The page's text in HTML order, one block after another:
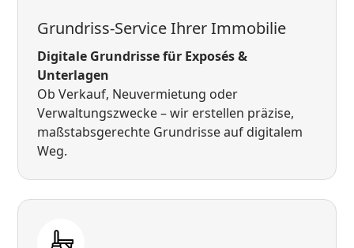
Grundriss-Service Ihrer Immobilie
Digitale Grundrisse für Exposés &
Unterlagen
Ob Verkauf, Neuvermietung oder
Verwaltungszwecke – wir erstellen präzise,
maßstabsgerechte Grundrisse auf digitalem
Weg.